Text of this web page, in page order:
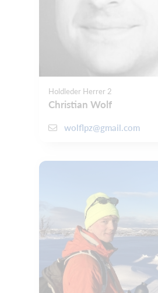
Holdleder Herrer 2
Christian Wolf
wolflpz@gmail.com